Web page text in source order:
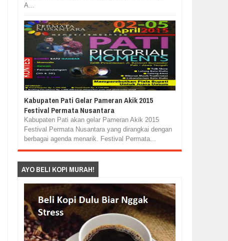
A...
Kabupaten Pati Gelar Pameran Akik 2015
Festival Permata Nusantara
Kabupaten Pati akan gelar Pameran Akik 2015
Festival Permata Nusantara yang dirangkai dengan
berbagai agenda menarik. Festival Permata...
AYO BELI KOPI MURAH!